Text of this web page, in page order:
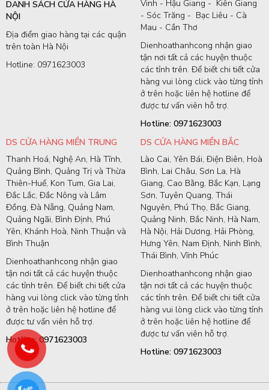
DANH SÁCH CỬA HÀNG HÀ
NỘI
Địa điểm giao hàng tại các quận
trên toàn Hà Nội
Hotline: 0971623003
Vinh - Hậu Giang - Kiên Giang
- Sóc Trăng - Bạc Liêu - Cà
Mau - Cần Thơ
Dienhoathanhcong nhận giao
tận nơi tất cả các huyện thuộc
các tỉnh trên. Để biết chi tiết cửa
hàng vui lòng click vào từng tỉnh
ở trên hoặc liên hệ hotline để
được tư vấn viên hỗ trợ.
Hotline: 0971623003
DS CỬA HÀNG MIỀN TRUNG
Thanh Hoá, Nghệ An, Hà Tĩnh,
Quảng Bình, Quảng Trị và Thừa
Thiên-Huế, Kon Tum, Gia Lai,
Đắc Lắc, Đắc Nông và Lâm
Đồng, Đà Nẵng, Quảng Nam,
Quảng Ngãi, Bình Định, Phú
Yên, Khánh Hoà, Ninh Thuận và
Bình Thuận
Dienhoathanhcong nhận giao
tận nơi tất cả các huyện thuộc
các tỉnh trên. Để biết chi tiết cửa
hàng vui lòng click vào từng tỉnh
ở trên hoặc liên hệ hotline để
được tư vấn viên hỗ trợ.
Hotline: 0971623003
DS CỬA HÀNG MIỀN BẮC
Lào Cai, Yên Bái, Điện Biên, Hoà
Bình, Lai Châu, Sơn La, Hà
Giang, Cao Bằng, Bắc Kạn, Lạng
Sơn, Tuyên Quang, Thái
Nguyên, Phú Thọ, Bắc Giang,
Quảng Ninh, Bắc Ninh, Hà Nam,
Hà Nội, Hải Dương, Hải Phòng,
Hưng Yên, Nam Định, Ninh Bình,
Thái Bình, Vĩnh Phúc
Dienhoathanhcong nhận giao
tận nơi tất cả các huyện thuộc
các tỉnh trên. Để biết chi tiết cửa
hàng vui lòng click vào từng tỉnh
ở trên hoặc liên hệ hotline để
được tư vấn viên hỗ trợ.
Hotline: 0971623003